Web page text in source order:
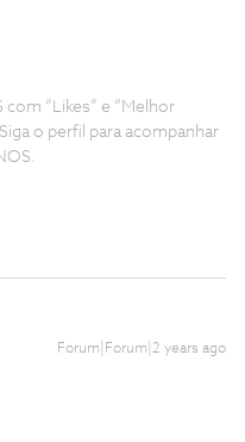
“Likes” e “Melhor
o perfil para acompanhar
Forum|Forum|2 years ago